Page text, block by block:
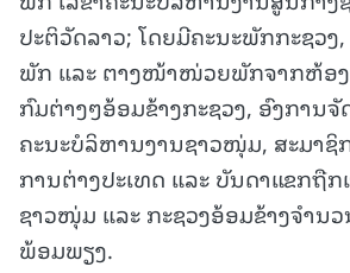
ປະຕິວັດລາວ; ໂດຍມີຄະນະພັກກະຊວ
ພັກ ແລະ ຕາງໜ້າໜ່ວຍພັກຈາກຫ້ອງ
ກົມຕ່າງໆອ້ອມຂ້າງກະຊວງ, ອົງການ
ຄະນະບໍລິຫານງານຊາວໜຸ່ມ, ສະມາ
ການຕ່າງປະເທດ ແລະ ບັນດາແຂກຖືກ
ຊາວໜຸ່ມ ແລະ ກະຊວງອ້ອມຂ້າງຈໍານ
ພ້ອມພຽງ.